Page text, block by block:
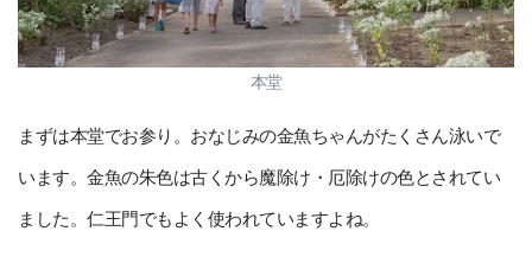
本堂
まずは本堂でお参り。おなじみの金魚ちゃんがたくさん泳いで
います。金魚の朱色は古くから魔除け・厄除けの色とされてい
ました。仁王門でもよく使われていますよね。